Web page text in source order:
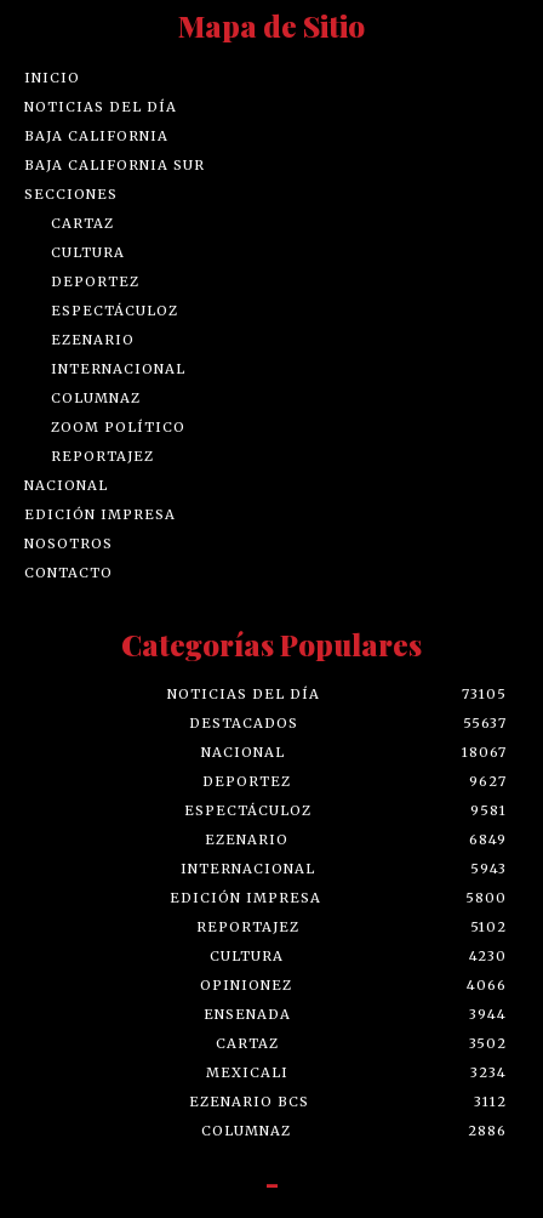
Mapa de Sitio
INICIO
NOTICIAS DEL DÍA
BAJA CALIFORNIA
BAJA CALIFORNIA SUR
SECCIONES
CARTAZ
CULTURA
DEPORTEZ
ESPECTÁCULOZ
EZENARIO
INTERNACIONAL
COLUMNAZ
ZOOM POLÍTICO
REPORTAJEZ
NACIONAL
EDICIÓN IMPRESA
NOSOTROS
CONTACTO
Categorías Populares
NOTICIAS DEL DÍA
73105
DESTACADOS
55637
NACIONAL
18067
DEPORTEZ
9627
ESPECTÁCULOZ
9581
EZENARIO
6849
INTERNACIONAL
5943
EDICIÓN IMPRESA
5800
REPORTAJEZ
5102
CULTURA
4230
OPINIONEZ
4066
ENSENADA
3944
CARTAZ
3502
MEXICALI
3234
EZENARIO BCS
3112
COLUMNAZ
2886
-